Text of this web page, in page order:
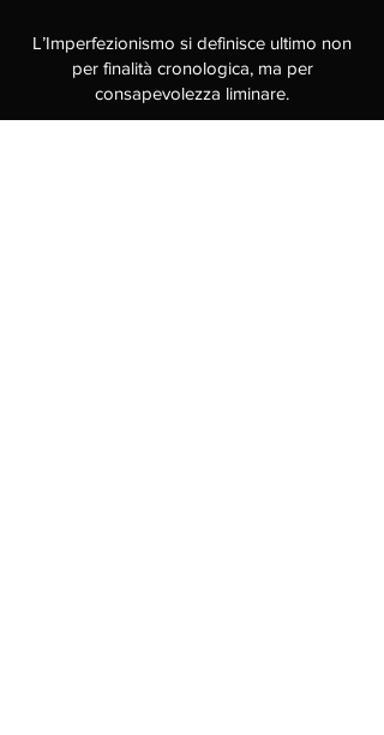
L’Imperfezionismo si definisce ultimo non
per finalità cronologica, ma per
consapevolezza liminare.